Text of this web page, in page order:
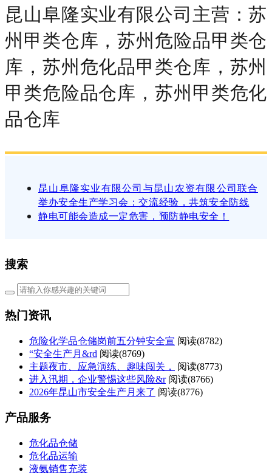
昆山阜隆实业有限公司主营：苏
州甲类仓库，苏州危险品甲类仓
库，苏州危化品甲类仓库，苏州
甲类危险品仓库，苏州甲类危化
品仓库
昆山阜隆实业有限公司与昆山农资有限公司联合
举办安全生产学习会：交流经验，共筑安全防线
静电可能会造成一定危害，预防静电安全！
搜索
热门资讯
危险化学品仓储岗前五分钟安全宣 阅读(8782)
“安全生产月&rd 阅读(8769)
主题夜市、应急演练、趣味闯关，
阅读(8773)
进入汛期，企业警惕这些风险&r 阅读(8766)
2026年昆山市安全生产月来了 阅读(8776)
产品服务
危化品仓储
危化品运输
液氨销售充装